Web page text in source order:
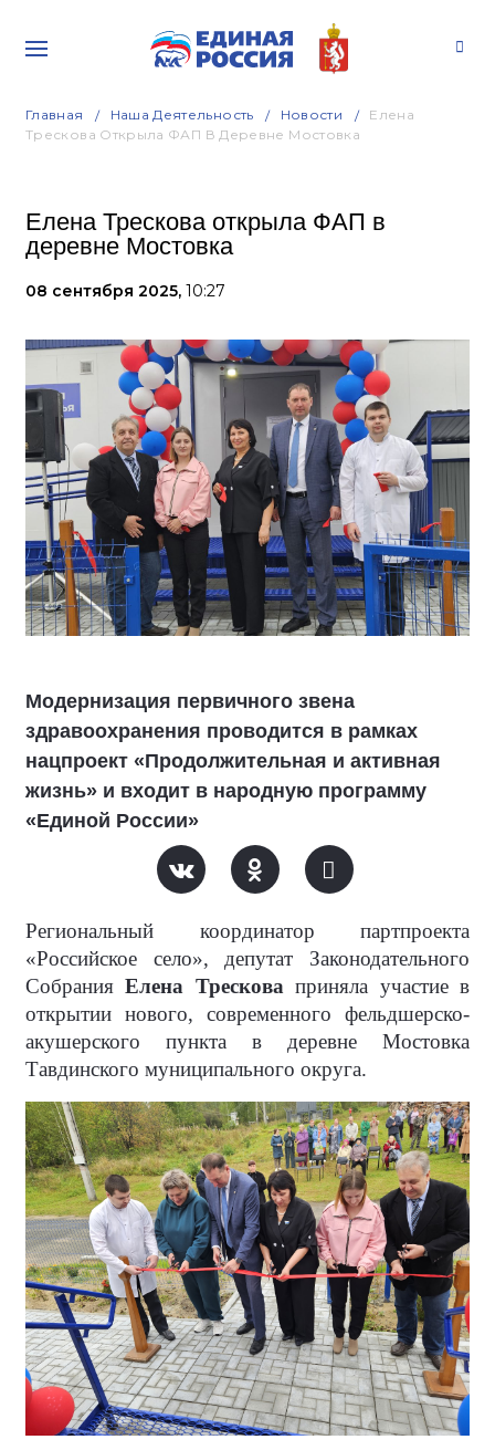
Главная Наша Деятельность Новости
Елена
Трескова Открыла ФАП В Деревне Мостовка
Елена Трескова открыла ФАП в
деревне Мостовка
08 сентября 2025, 10:27
Модернизация первичного звена
здравоохранения проводится в рамках
нацпроект «Продолжительная и активная
жизнь» и входит в народную программу
«Единой России»
Региональный координатор партпроекта
«Российское село», депутат Законодательного
СобранияЕлена Трескова приняла участие в
открытии нового, современного фельдшерско-
акушерского пункта в деревне Мостовка
Тавдинского муниципального округа.